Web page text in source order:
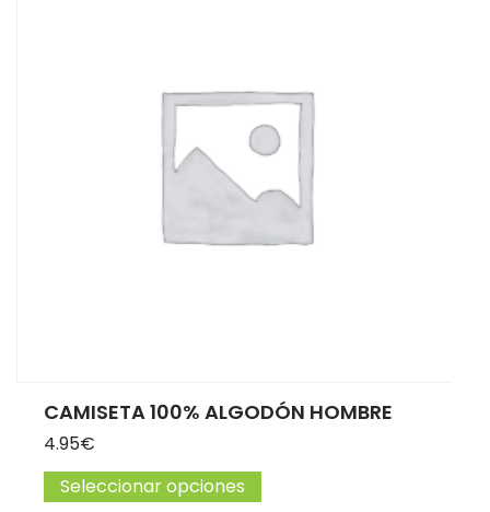
CAMISETA 100% ALGODÓN HOMBRE
4.95€
Seleccionar opciones